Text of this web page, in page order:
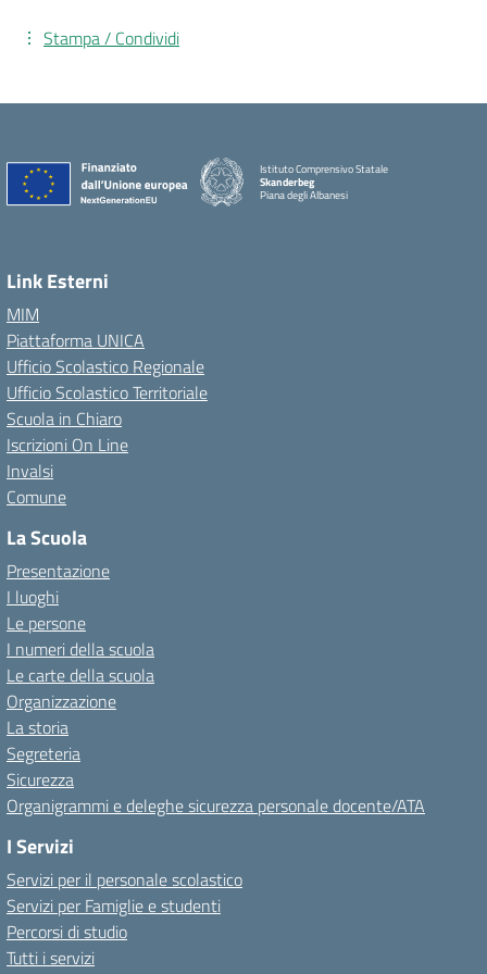
Stampa / Condividi
Istituto Comprensivo Statale
Skanderbeg
Piana degli Albanesi
Link Esterni
MIM
Piattaforma UNICA
Ufficio Scolastico Regionale
Ufficio Scolastico Territoriale
Scuola in Chiaro
Iscrizioni On Line
Invalsi
Comune
La Scuola
Presentazione
I luoghi
Le persone
I numeri della scuola
Le carte della scuola
Organizzazione
La storia
Segreteria
Sicurezza
Organigrammi e deleghe sicurezza personale docente/ATA
I Servizi
Servizi per il personale scolastico
Servizi per Famiglie e studenti
Percorsi di studio
Tutti i servizi